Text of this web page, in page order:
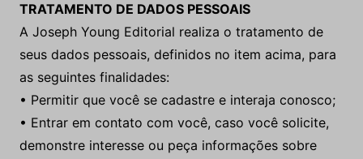
TRATAMENTO DE DADOS PESSOAIS
A Joseph Young Editorial realiza o tratamento de
seus dados pessoais, definidos no item acima, para
as seguintes finalidades:
• Permitir que você se cadastre e interaja conosco;
• Entrar em contato com você, caso você solicite,
demonstre interesse ou peça informações sobre